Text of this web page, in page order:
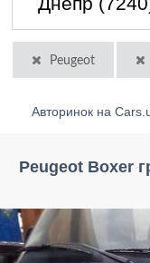
Peugeot
Авторинок на
Peugeot Boxer